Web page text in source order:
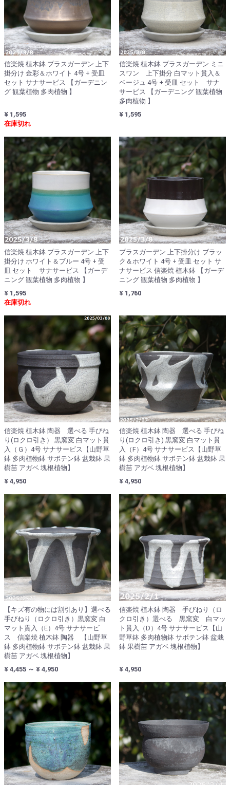
信楽焼 植木鉢 プラスガーデン 上下
掛分け 金彩＆ホワイト 4号 + 受皿
セット サナサービス 【ガーデニン
グ 観葉植物 多肉植物 】
¥ 1,595
在庫切れ
信楽焼 植木鉢 プラスガーデン ミニ
スワン 上下掛分 白マット貫入＆
ベージュ 4号 + 受皿 セット サナ
サービス 【ガーデニング 観葉植物
多肉植物 】
¥ 1,595
信楽焼 植木鉢 プラスガーデン 上下
掛分け ホワイト＆ブルー 4号 + 受
皿 セット サナサービス 【ガーデ
ニング 観葉植物 多肉植物 】
¥ 1,595
在庫切れ
プラスガーデン 上下掛分け ブラッ
ク＆ホワイト 4号 + 受皿 セット サ
ナサービス 信楽焼 植木鉢 【ガーデ
ニング 観葉植物 多肉植物 】
¥ 1,760
信楽焼 植木鉢 陶器 選べる 手びね
り(ロクロ引き） 黒窯変 白マット貫
入（Ｇ）4号 サナサービス【山野草
鉢 多肉植物鉢 サボテン鉢 盆栽鉢 果
樹苗 アガベ 塊根植物】
¥ 4,950
信楽焼 植木鉢 陶器 選べる 手びね
り(ロクロ引き) 黒窯変 白マット貫
入（F）4号 サナサービス【山野草
鉢 多肉植物鉢 サボテン鉢 盆栽鉢 果
樹苗 アガベ 塊根植物】
¥ 4,950
【キズ有の物には割引あり】選べる
手びねり（ロクロ引き）黒窯変 白
マット貫入（E）4号 サナサービ
ス 信楽焼 植木鉢 陶器 【山野草
鉢 多肉植物鉢 サボテン鉢 盆栽鉢 果
樹苗 アガベ 塊根植物】
¥ 4,455 ～ ¥ 4,950
信楽焼 植木鉢 陶器 手びねり（ロ
クロ引き）選べる 黒窯変 白マッ
ト貫入（D）4号 サナサービス【山
野草鉢 多肉植物鉢 サボテン鉢 盆栽
鉢 果樹苗 アガベ 塊根植物】
¥ 4,950